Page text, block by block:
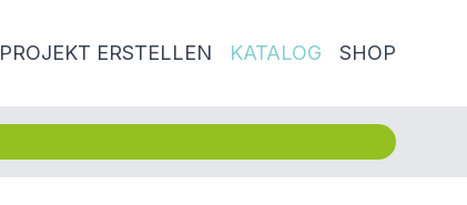
PROJEKT ERSTELLEN KATALOG SHOP